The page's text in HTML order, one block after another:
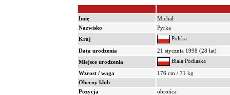
Imię
Michał
Nazwisko
Pyrka
Kraj
Polska
Data urodzenia
21 stycznia 1998 (28 lat)
Miejsce urodzenia
Biała Podlaska
Wzrost / waga
176 cm / 71 kg
Obecny klub
Pozycja
obrońca